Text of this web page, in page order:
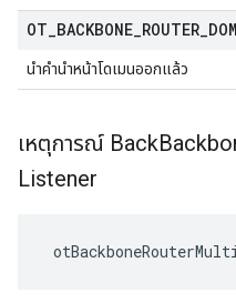
OT BACKBONE ROUTER
นําคํานําหน้าโดเมนออกแล้ว
เหตุการณ์ Back
Listener